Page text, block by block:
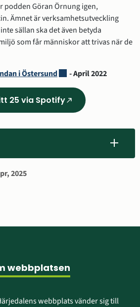
podden Göran Örnung igen,
Ämnet är verksamhetsutveckling
sällan ska det även betyda
som får människor att trivas när de
i ÖstersundLänk till annan
- April 2022
25 via Spotify
(Länk
annan
nytt
2025
webbplatsen
webbplats vänder sig till